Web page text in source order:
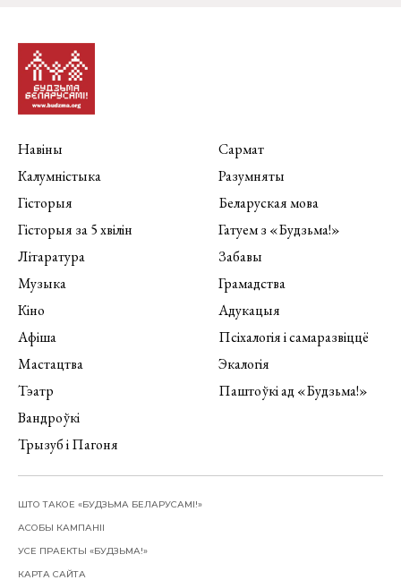
Навіны
Калумністыка
Гісторыя
Гісторыя за 5 хвілін
Літаратура
Музыка
Кіно
Афіша
Мастацтва
Тэатр
Вандроўкі
Трызуб і Пагоня
Сармат
Разумняты
Беларуская мова
Гатуем з «Будзьма!»
Забавы
Грамадства
Адукацыя
Псіхалогія і самаразвіццё
Экалогія
Паштоўкі ад «Будзьма!»
ШТО ТАКОЕ «БУДЗЬМА БЕЛАРУСАМІ!»
АСОБЫ КАМПАНІІ
УСЕ ПРАЕКТЫ «БУДЗЬМА!»
КАРТА САЙТА